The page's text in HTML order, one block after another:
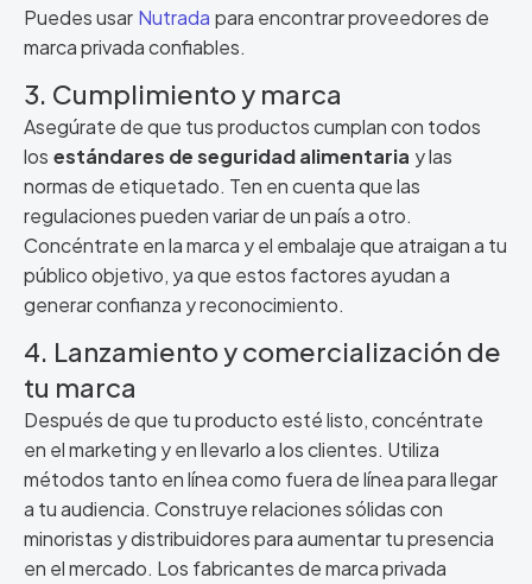
Puedes usar Nutrada para encontrar proveedores de
marca privada confiables.
3. Cumplimiento y marca
Asegúrate de que tus productos cumplan con todos
los estándares de seguridad alimentaria y las
normas de etiquetado. Ten en cuenta que las
regulaciones pueden variar de un país a otro.
Concéntrate en la marca y el embalaje que atraigan a tu
público objetivo, ya que estos factores ayudan a
generar confianza y reconocimiento.
4. Lanzamiento y comercialización de
tu marca
Después de que tu producto esté listo, concéntrate
en el marketing y en llevarlo a los clientes. Utiliza
métodos tanto en línea como fuera de línea para llegar
a tu audiencia. Construye relaciones sólidas con
minoristas y distribuidores para aumentar tu presencia
en el mercado. Los fabricantes de marca privada